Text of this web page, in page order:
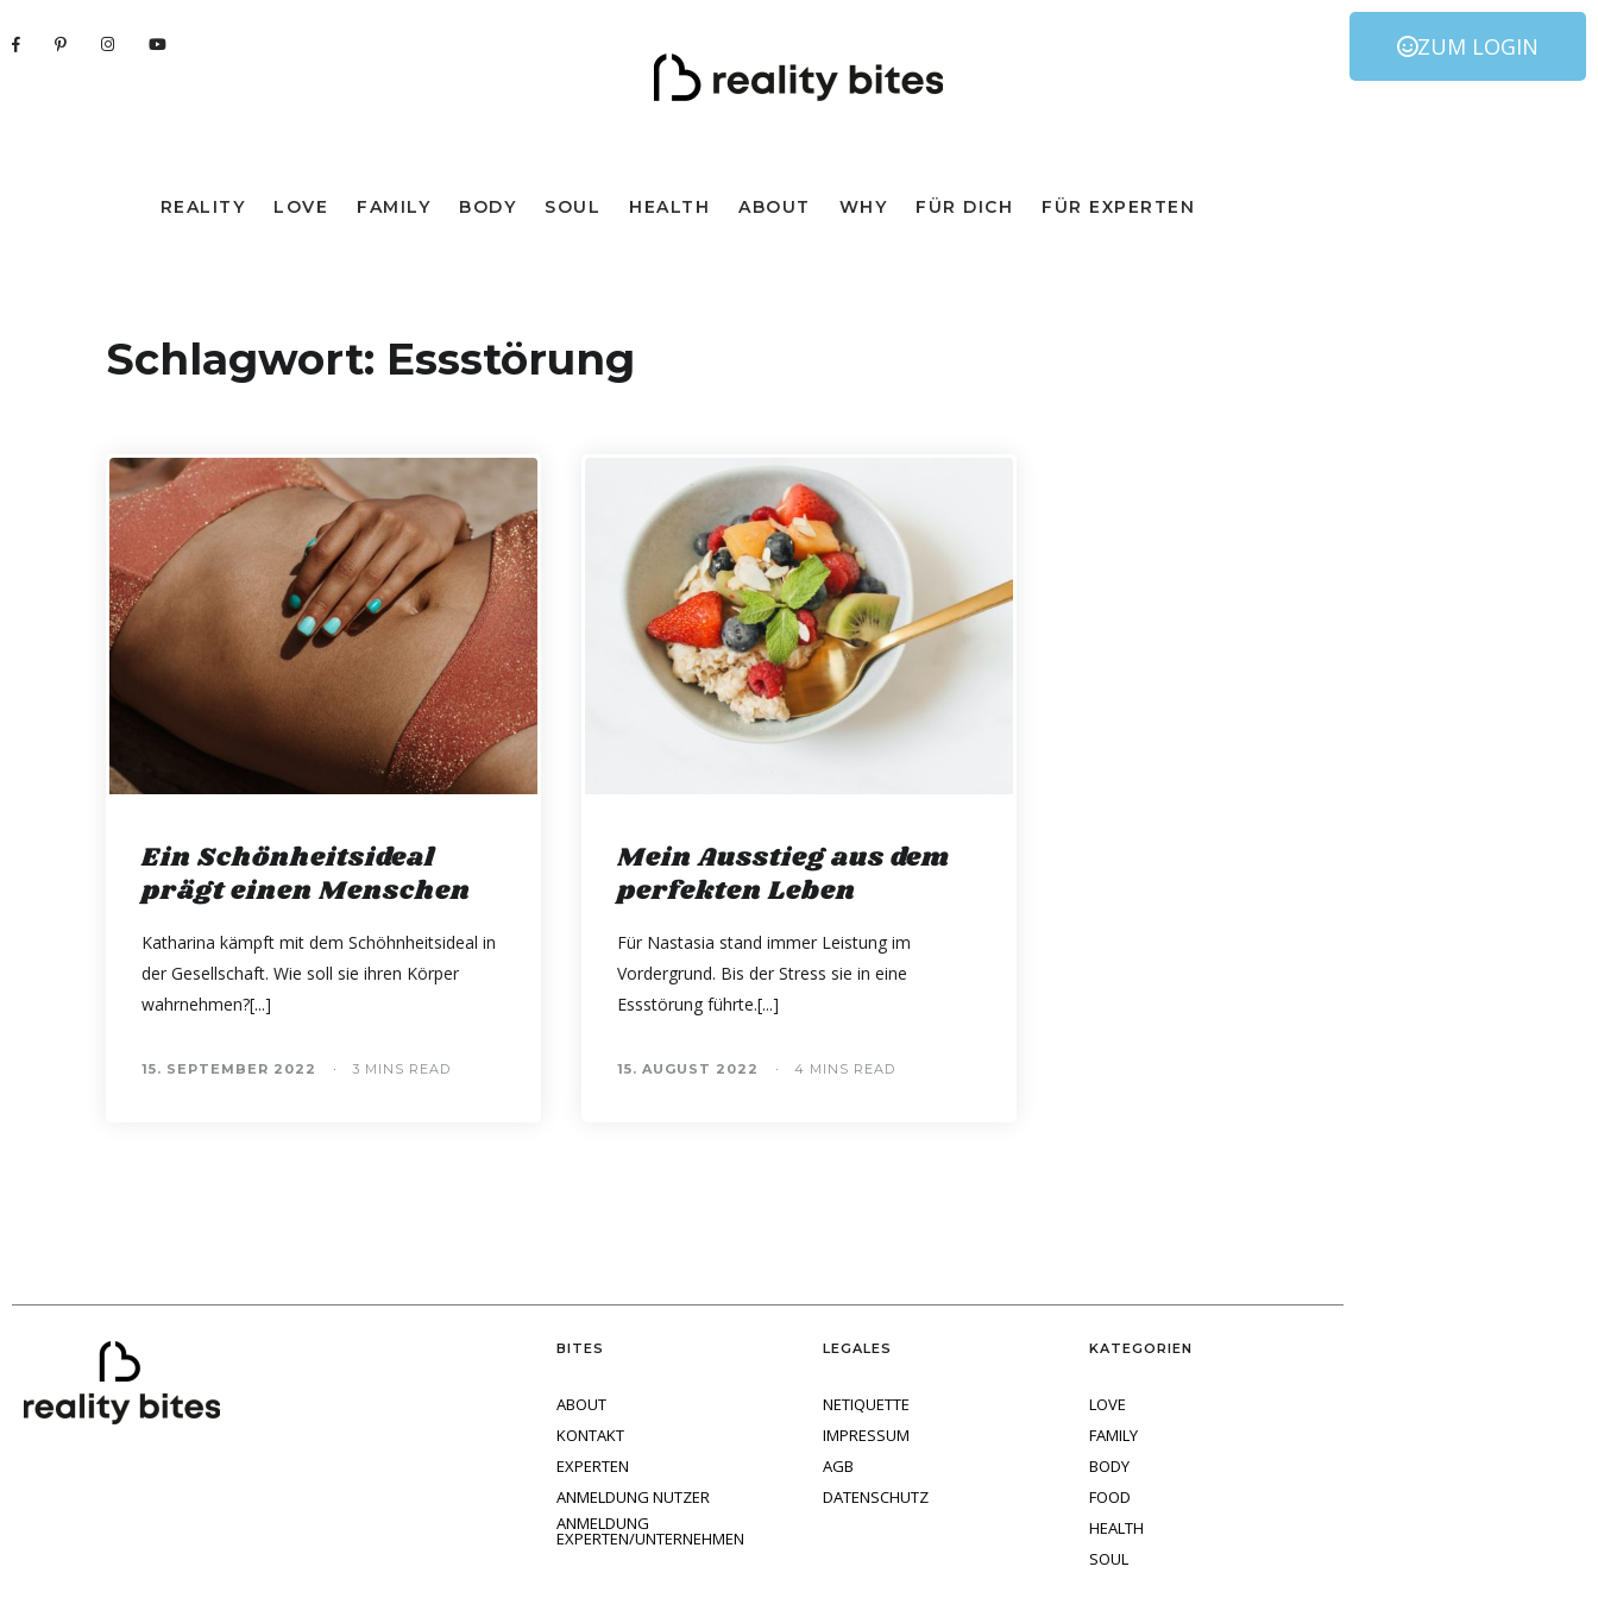
ZUM LOGIN
REALITY LOVE FAMILY BODY SOUL HEALTH ABOUT WHY FÜR DICH FÜR EXPERTEN
Schlagwort: Essstörung
Ein Schönheitsideal
prägt einen Menschen
Katharina kämpft mit dem Schöhnheitsideal in
der Gesellschaft. Wie soll sie ihren Körper
wahrnehmen?
15. SEPTEMBER 2022 3 MINS READ
Mein Ausstieg aus dem
perfekten Leben
Für Nastasia stand immer Leistung im
Vordergrund. Bis der Stress sie in eine
Essstörung führte.
15. AUGUST 2022 4 MINS READ
BITES
ABOUT
KONTAKT
EXPERTEN
ANMELDUNG NUTZER
ANMELDUNG
EXPERTEN/UNTERNEHMEN
LEGALES
NETIQUETTE
IMPRESSUM
AGB
DATENSCHUTZ
KATEGORIEN
LOVE
FAMILY
BODY
FOOD
HEALTH
SOUL